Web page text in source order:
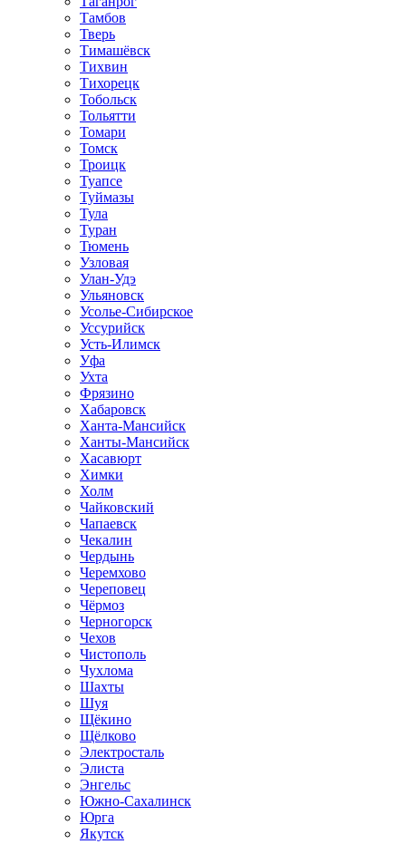
Тамбов
Тверь
Тимашёвск
Тихвин
Тихорецк
Тобольск
Тольятти
Томари
Томск
Троицк
Туапсе
Туймазы
Тула
Туран
Тюмень
Узловая
Улан-Удэ
Ульяновск
Усолье-Сибирское
Уссурийск
Усть-Илимск
Уфа
Ухта
Фрязино
Хабаровск
Ханта-Мансийск
Ханты-Мансийск
Хасавюрт
Химки
Холм
Чайковский
Чапаевск
Чекалин
Чердынь
Черемхово
Череповец
Чёрмоз
Черногорск
Чехов
Чистополь
Чухлома
Шахты
Шуя
Щёкино
Щёлково
Электросталь
Элиста
Энгельс
Южно-Сахалинск
Юрга
Якутск